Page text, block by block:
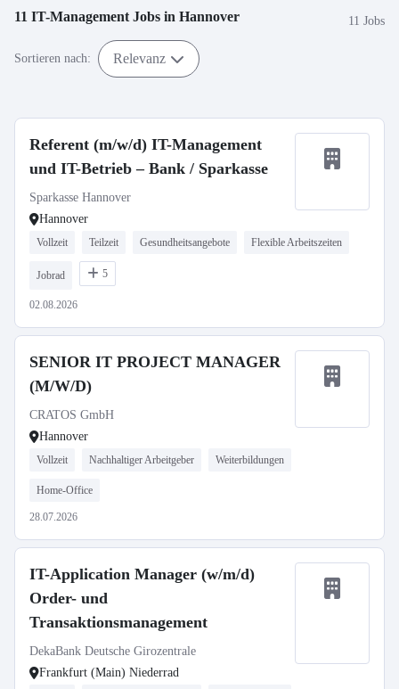
11 IT-Management Jobs in Hannover 11 Jobs
Sortieren nach: Relevanz
Referent (m/w/d) IT-Management
und IT-Betrieb – Bank / Sparkasse
Sparkasse Hannover
Hannover
Vollzeit Teilzeit Gesundheitsangebote Flexible Arbeitszeiten
Jobrad 5
02.08.2026
SENIOR IT PROJECT MANAGER
(M/W/D)
CRATOS GmbH
Hannover
Vollzeit Nachhaltiger Arbeitgeber Weiterbildungen
Home-Office
28.07.2026
IT-Application Manager (w/m/d)
Order- und
Transaktionsmanagement
DekaBank Deutsche Girozentrale
Frankfurt (Main) Niederrad